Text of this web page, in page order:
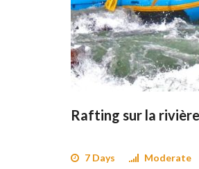
Rafting sur la
7 Days Moderate